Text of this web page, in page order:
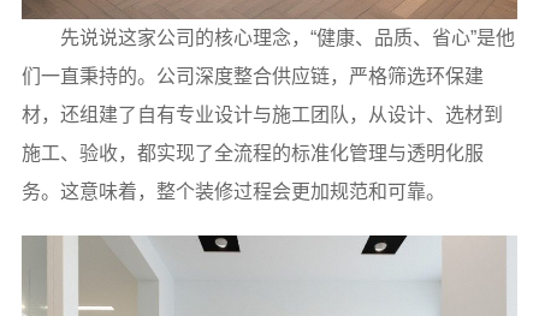
先说说这家公司的核心理念，“健康、品质、省心”是他
们一直秉持的。公司深度整合供应链，严格筛选环保建
材，还组建了自有专业设计与施工团队，从设计、选材到
施工、验收，都实现了全流程的标准化管理与透明化服
务。这意味着，整个装修过程会更加规范和可靠。